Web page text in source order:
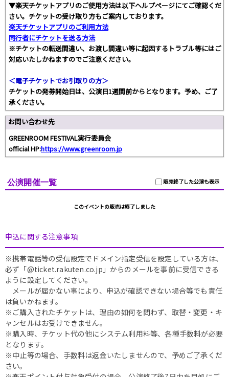
▼楽天チケットアプリのご使用方法は以下ヘルプページにてご確認くだ
さい。チケットの受け取り方もご案内しております。
楽天チケットアプリのご利用方法
同行者にチケットを送る方法
※チケットの転送間違い、お渡し間違い等に起因するトラブル等にはご
対応いたしかねますのでご注意ください。
＜電子チケットでお引取りの方＞
チケットの発券開始日は、公演日1週間前からとなります。予め、ご了
承ください。
お問い合わせ先
GREENROOM FESTIVAL実行委員会
official HP:https://www.greenroom.jp
販売終了した公演も表示
公演開催一覧
このイベントの販売は終了しました
申込に関する注意事項
※携帯電話等の受信設定でドメイン指定受信を設定している方は、
必ず「@ticket.rakuten.co.jp」からのメールを事前に受信できる
ように設定してください。
メールが届かない事により、申込が確認できない場合等でも責任
は負いかねます。
※ご購入されたチケットは、理由の如何を問わず、取替・変更・キ
ャンセルはお受けできません。
※購入時、チケット代の他にシステム利用料等、各種手数料が必要
となります。
※中止等の場合、手数料は返金いたしませんので、予めご了承くだ
さい。